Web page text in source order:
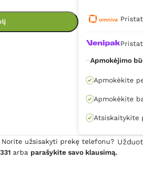
Apmokėjimo
Apmokėkite
Apmokėkite
Atsiskaitykite
užsisakyti prekę telefonu?
arba parašykite savo klausimą.